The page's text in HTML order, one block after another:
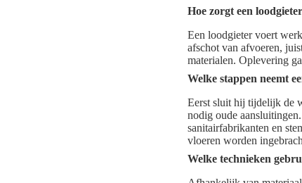
Hoe zorgt een
Een loodgieter voert
afschot van afvoeren,
materialen. Oplevering
Welke stappen neemt
Eerst sluit hij tijdelijk de
nodig oude
sanitairfabrikanten en
vloeren worden
Welke technieken